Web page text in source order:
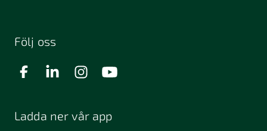
Följ oss
Ladda ner vår app